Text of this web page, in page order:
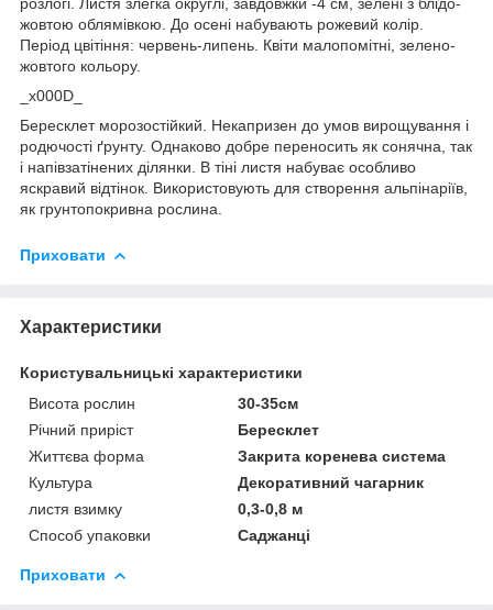
жовтою облямівкою. До осені набувають рожевий колір.
Період цвітіння: червень-липень. Квіти малопомітні, зелено-
жовтого кольору.
_x000D_
Бересклет морозостійкий. Некапризен до умов вирощування і
родючості ґрунту. Однаково добре переносить як сонячна, так
і напівзатінених ділянки. В тіні листя набуває особливо
яскравий відтінок. Використовують для створення альпінаріїв,
як грунтопокривна рослина.
Приховати
Характеристики
Користувальницькі характеристики
Висота рослин
30-35см
Річний приріст
Бересклет
Життєва форма
Закрита коренева система
Культура
Декоративний чагарник
листя взимку
0,3-0,8 м
Способ упаковки
Саджанці
Приховати